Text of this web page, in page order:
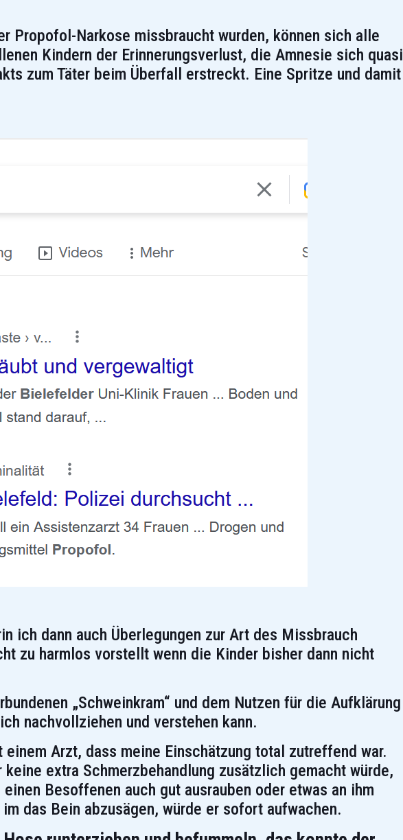
Propofol-Narkose missbraucht wurden, können sich alle
Kindern der Erinnerungsverlust, die Amnesie sich quasi
zum Täter beim Überfall erstreckt. Eine Spritze und damit
ich dann auch Überlegungen zur Art des Missbrauch
zu harmlos vorstellt wenn die Kinder bisher dann nicht
„Schweinkram“ und dem Nutzen für die Aufklärung
nachvollziehen und verstehen kann.
Arzt, dass meine Einschätzung total zutreffend war.
extra Schmerzbehandlung zusätzlich gemacht würde,
Besoffenen auch gut ausrauben oder etwas an ihm
das Bein abzusägen, würde er sofort aufwachen.